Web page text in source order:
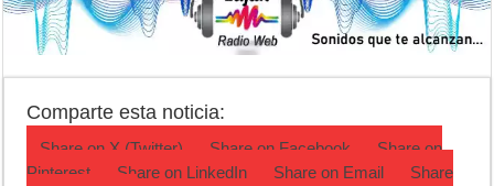
Jubilación en Argentina: qué requisitos exige ANSES para acceder al
Opinión: Buscando una mejor educación ambiental
Comparte esta noticia:
Share on X (Twitter) Share on Facebook
Share on
Pinterest
Share on LinkedIn Share on Email
Share